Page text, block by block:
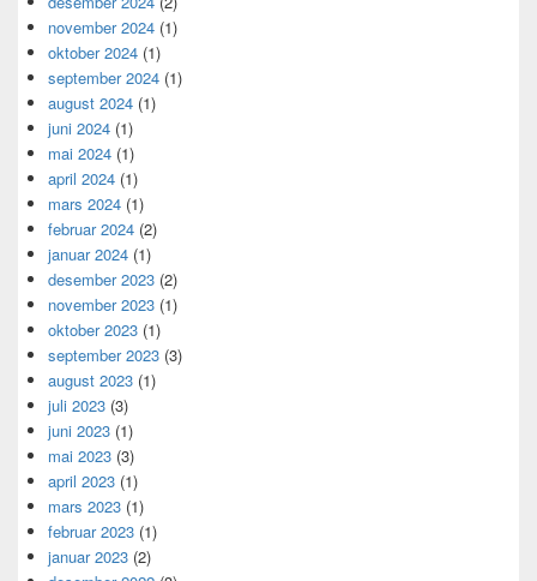
november 2024 (1)
oktober 2024 (1)
september 2024 (1)
august 2024 (1)
juni 2024 (1)
mai 2024 (1)
april 2024 (1)
mars 2024 (1)
februar 2024 (2)
januar 2024 (1)
desember 2023 (2)
november 2023 (1)
oktober 2023 (1)
september 2023 (3)
august 2023 (1)
juli 2023 (3)
juni 2023 (1)
mai 2023 (3)
april 2023 (1)
mars 2023 (1)
februar 2023 (1)
januar 2023 (2)